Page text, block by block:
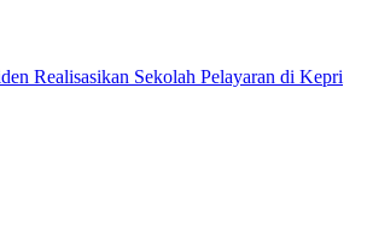
Realisasikan Sekolah Pelayaran di Kepri